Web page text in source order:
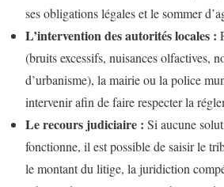
ses obligations légales et le sommer
L’intervention des autorités locales :
(bruits excessifs, nuisances olfactives,
d’urbanisme), la mairie ou la police
intervenir afin de faire respecter la
Le recours judiciaire : Si aucune
fonctionne, il est possible de saisir le
le montant du litige, la juridiction